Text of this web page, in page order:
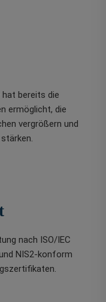
bereits die
ermöglicht, die
vergrößern und
nach ISO/IEC
NIS2-konform